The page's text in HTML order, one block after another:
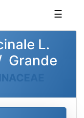
☰
L.
Grande